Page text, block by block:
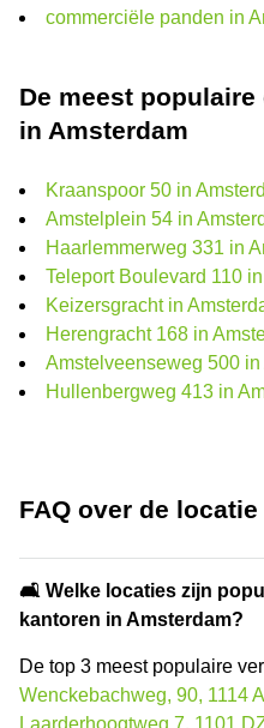
commerciële panden in
De meest
in Amsterdam
Kraanspoor 50 in
Amstelplein 54 in
Haarlemmerweg 331 in
Teleport Boulevard 110
Keizersgracht in
Herengracht 168 in
Amstelveenseweg 500 in
Hullenbergweg 413 in
FAQ over de locatie
🛋️ Welke locaties zijn
kantoren in Amsterdam?
De top 3 meest populaire
Wenckebachweg, 90, 1114
Laarderhoogtweg 7, 1101